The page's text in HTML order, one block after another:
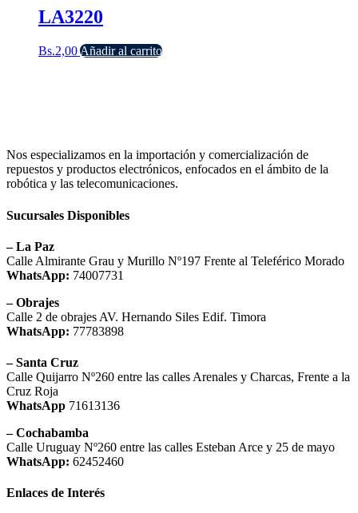
LA3220
Bs.2,00Añadir al carrito
Nos especializamos en la importación y comercialización de
repuestos y productos electrónicos, enfocados en el ámbito de la
robótica y las telecomunicaciones.
Sucursales Disponibles
– La Paz
Calle Almirante Grau y Murillo Nº197 Frente al Teleférico Morado
WhatsApp: 74007731
– Obrajes
Calle 2 de obrajes AV. Hernando Siles Edif. Timora
WhatsApp: 77783898
– Santa Cruz
Calle Quijarro Nº260 entre las calles Arenales y Charcas, Frente a la
Cruz Roja
WhatsApp 71613136
– Cochabamba
Calle Uruguay Nº260 entre las calles Esteban Arce y 25 de mayo
WhatsApp: 62452460
Enlaces de Interés